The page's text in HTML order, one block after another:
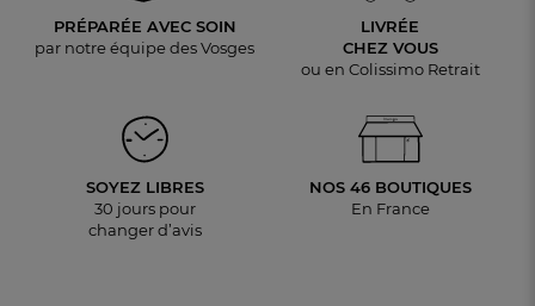
PRÉPARÉE AVEC SOIN
par notre équipe des Vosges
LIVRÉE
CHEZ VOUS
ou en Colissimo Retrait
SOYEZ LIBRES
30 jours pour
changer d’avis
NOS 46 BOUTIQUES
En France